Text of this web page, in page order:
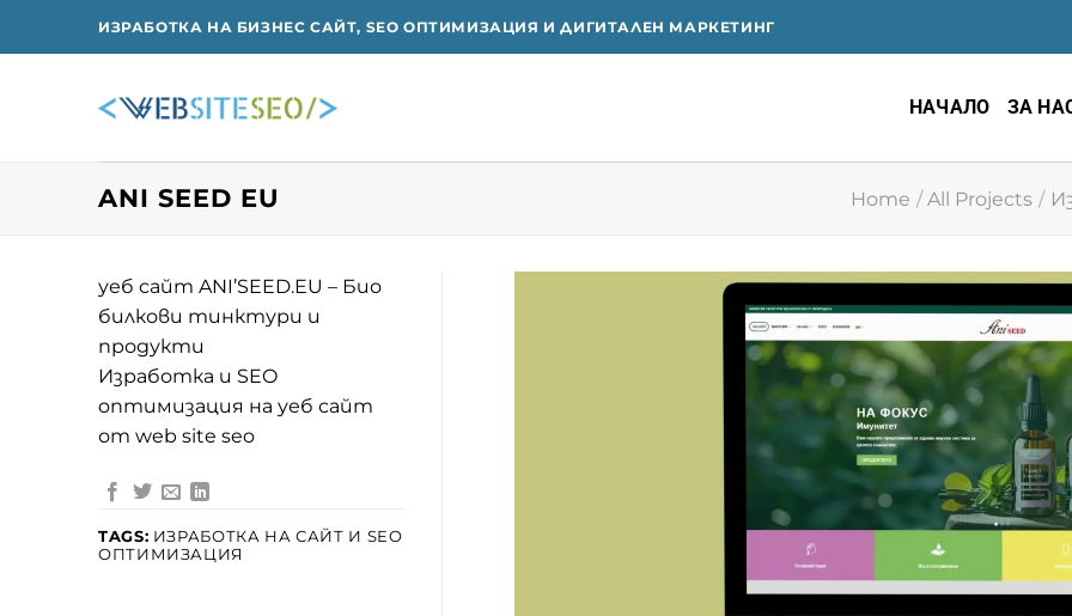
ИЗРАБОТКА НА БИЗНЕС САЙТ, SEO ОПТИМИЗАЦИЯ И ДИГИТАЛЕН МАРКЕТИНГ
НАЧАЛО ЗА
ANI SEED EU Home / All Projects /
уеб сайт ANI’SEED.EU – Био
билкови тинктури и
продукти
Изработка и SEO
oптимизация на уеб сайт
от web site seo
TAGS: ИЗРАБОТКА НА САЙТ И SEO
ОПТИМИЗАЦИЯ